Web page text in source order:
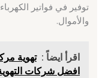
توفير في فواتير
والأموال.
اقرأ ايضاً :
افضل شركات